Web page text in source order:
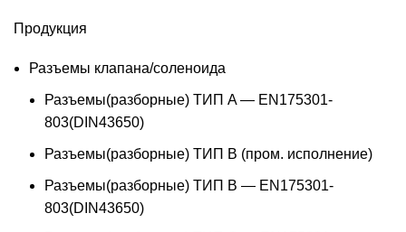
Продукция
Разъемы клапана/соленоида
Разъемы(разборные) ТИП A — EN175301-
803(DIN43650)
Разъемы(разборные) ТИП В (пром. исполнение)
Разъемы(разборные) ТИП B — EN175301-
803(DIN43650)